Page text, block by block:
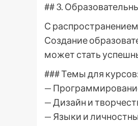
## 3.
С
Создание
может стать
### Темы для
—
— Дизайн и
— Языки и